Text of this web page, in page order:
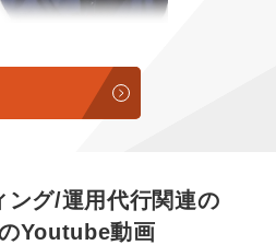
ング/運用代行関連の
Youtube動画